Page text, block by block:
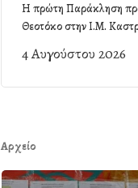
Η πρώτη Παράκληση
Θεοτόκο στην Ι.Μ.
4 Αυγούστου 2026
Αρχείο